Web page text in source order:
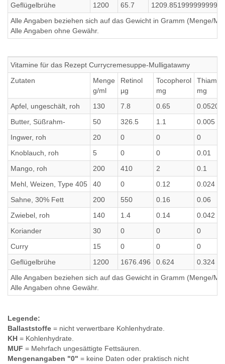
Geflügelbrühe
1200 65.7
1209.8519999999999
Alle Angaben beziehen sich auf das Gewicht in Gramm (Menge/
Alle Angaben ohne Gewähr.
Vitamine für das Rezept Currycremesuppe-Mulligatawny
Zutaten
Menge
g/ml
Retinol
µg
Tocopherol
mg
Thiamin
mg
Apfel, ungeschält, roh
130 7.8 0.65
Butter, Süßrahm-
50 326.5 1.1
0.005
Ingwer, roh
20 0 0
0
Knoblauch, roh
5 0 0
0.01
Mango, roh
200 410 2
0.1
Mehl, Weizen, Type 405
40 0 0.12
0.024
Sahne, 30% Fett
200 550 0.16
0.06
Zwiebel, roh
140 1.4 0.14
0.042
Koriander
30 0 0
0
Curry
15 0 0
0
Geflügelbrühe
1200 1676.496 0.624
0.324
Alle Angaben beziehen sich auf das Gewicht in Gramm (Menge/
Alle Angaben ohne Gewähr.
Legende:
Ballaststoffe = nicht verwertbare Kohlenhydrate.
KH = Kohlenhydrate.
MUF = Mehrfach ungesättigte Fettsäuren.
Mengenangaben "0" = keine Daten oder praktisch nicht